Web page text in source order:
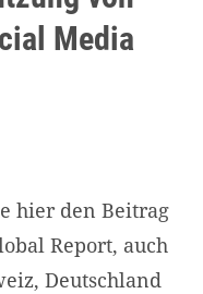
Media
hier den Beitrag
Report, auch
Deutschland